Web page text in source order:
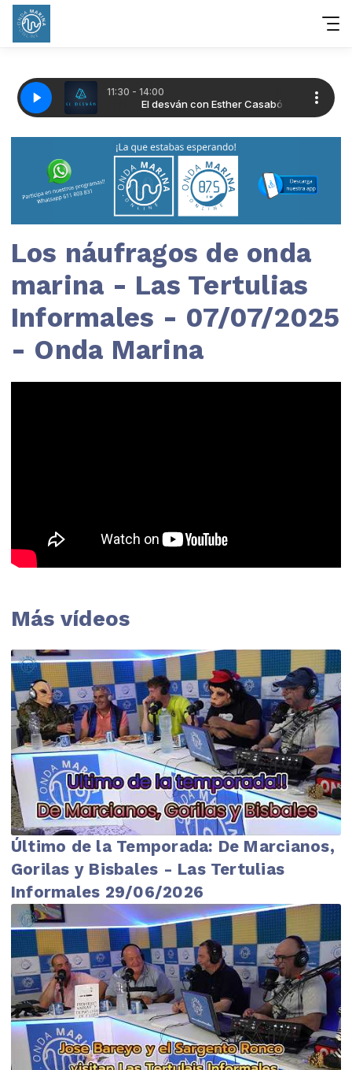
Los náufragos de onda
marina - Las Tertulias
Informales - 07/07/2025
- Onda Marina
Más vídeos
Último de la Temporada: De Marcianos,
Gorilas y Bisbales - Las Tertulias
Informales 29/06/2026